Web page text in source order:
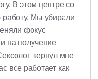
В этом центре со
работу. Мы убирали
фокус
на получение
вернул мне
все работает как